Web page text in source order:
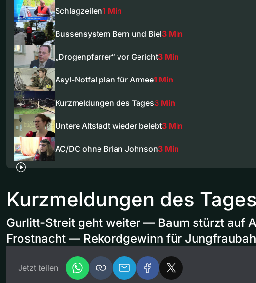
Schlagzeilen1 Min
Bussensystem Bern und Biel3 Min
„Drogenpfarrer“ vor Gericht3 Min
Asyl-Notfallplan für Armee1 Min
Kurzmeldungen des Tages3 Min
Untere Altstadt wieder belebt3 Min
AC/DC ohne Brian Johnson3 Min
Kurzmeldungen des Tages
Gurlitt-Streit geht weiter — Baum stürzt auf
Frostnacht — Rekordgewinn für
Jetzt teilen